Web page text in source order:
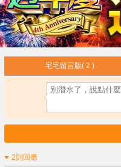
宅宅留言版( 2 )
2則回應